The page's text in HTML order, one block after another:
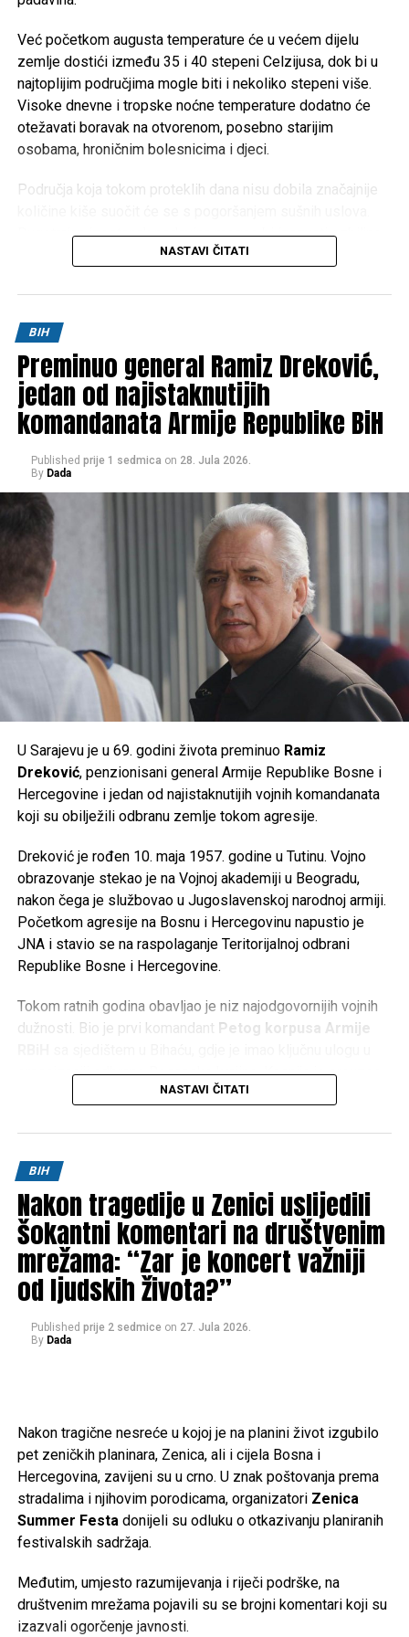
Mail
POVEZANE TEME: AGRESIJA NA BIH MARKALE
UP NEXT
Nove cijene struje od ponedjeljka: Važno uputstvo za
dijete u RS na svom računu imat će 140.000 KM
Već početkom augusta temperature će u većem dijelu
zemlje dostići između 35 i 40 stepeni Celzijusa, dok bi u
najtoplijim područjima mogle biti i nekoliko stepeni više.
Visoke dnevne i tropske noćne temperature dodatno će
otežavati boravak na otvorenom, posebno starijim
osobama, hroničnim bolesnicima i djeci.
Područja koja tokom proteklih dana nisu dobila značajnije
Dugotrajan izostanak padavina mogao bi izazvati ozbiljne
posljedice za poljoprivredu, vodotokove i povećati rizik od
će doći do promjene vremena. Prema trenutnim
prognostičkim modelima, toplotni talas će potrajati
najmanje do oko10. augusta, ali je riječ o periodu koji je
još uvijek dovoljno udaljen da bi prognoze bile potpuno
pouzdane.
Građanima se savjetuje da izbjegavaju duži boravak na
suncu u najtoplijem dijelu dana, unose dovoljno tečnosti i
prate preporuke nadležnih službi, jer će naredni dani
donijeti ekstremne ljetne vrućine kakve se rijetko bilježe.
Share
Share
NASTAVI ČITATI
BIH
Preminuo general Ramiz Dreković,
jedan od najistaknutijih
komandanata Armije Republike BiH
Published prije 1 sedmica on 28. Jula 2026.
By Dada
U Sarajevu je u 69. godini života preminuo Ramiz
Dreković, penzionisani general Armije Republike Bosne i
Hercegovine i jedan od najistaknutijih vojnih komandanata
koji su obilježili odbranu zemlje tokom agresije.
Dreković je rođen 10. maja 1957. godine u Tutinu. Vojno
obrazovanje stekao je na Vojnoj akademiji u Beogradu,
nakon čega je službovao u Jugoslavenskoj narodnoj armiji.
Početkom agresije na Bosnu i Hercegovinu napustio je
JNA i stavio se na raspolaganje Teritorijalnoj odbrani
Republike Bosne i Hercegovine.
Tokom ratnih godina obavljao je niz najodgovornijih vojnih
dužnosti. Bio je prvi komandant Petog korpusa Armije
organizaciji odbrane Bosanske krajine. Kasnije je preuzeo
Četvrtim korpusom Armije RBiH
politička pitanja Generalštaba Armije RBiH.
Za doprinos u odbrani Bosne i Hercegovine odlikovan je
brojnim vojnim i državnim priznanjima te je ostao upamćen
kao jedan od ključnih stratega u organizaciji i razvoju Armije
Republike Bosne i Hercegovine.
Vijest o njegovoj smrti s tugom je primio i general
Ajnadžić, koji se od Drekovića oprostio emotivnom
porukom na društvenim mrežama.
spreman dati sve za Bihać, Hercegovinu i cijelu Bosnu i
Hercegovinu.
Neka mu Uzvišeni Allah podari Džennet, oprosti grijehe i
nagradi ga za sve što je učinio. Porodici, prijateljima i
svima koji tuguju za njim upućujem iskreno saučešće.
u historiji Bosne i Hercegovine i u sjećanju onih koji cijene
slobodu – poručio je Ajnadžić.
NASTAVI ČITATI
BIH
Nakon tragedije u Zenici uslijedili
šokantni komentari na društvenim
mrežama: “Zar je koncert važniji
od ljudskih života?”
Published prije 2 sedmice on 27. Jula 2026.
By Dada
Nakon tragične nesreće u kojoj je na planini život izgubilo
pet zeničkih planinara, Zenica, ali i cijela Bosna i
Hercegovina, zavijeni su u crno. U znak poštovanja prema
stradalima i njihovim porodicama, organizatori Zenica
Summer Festadonijeli su odluku o otkazivanju planiranih
festivalskih sadržaja.
Međutim, umjesto razumijevanja i riječi podrške, na
društvenim mrežama pojavili su se brojni komentari koji su
izazvali ogorčenje javnosti.